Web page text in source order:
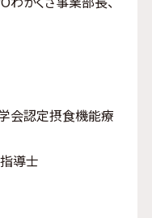
会認定摂食機能療
導士